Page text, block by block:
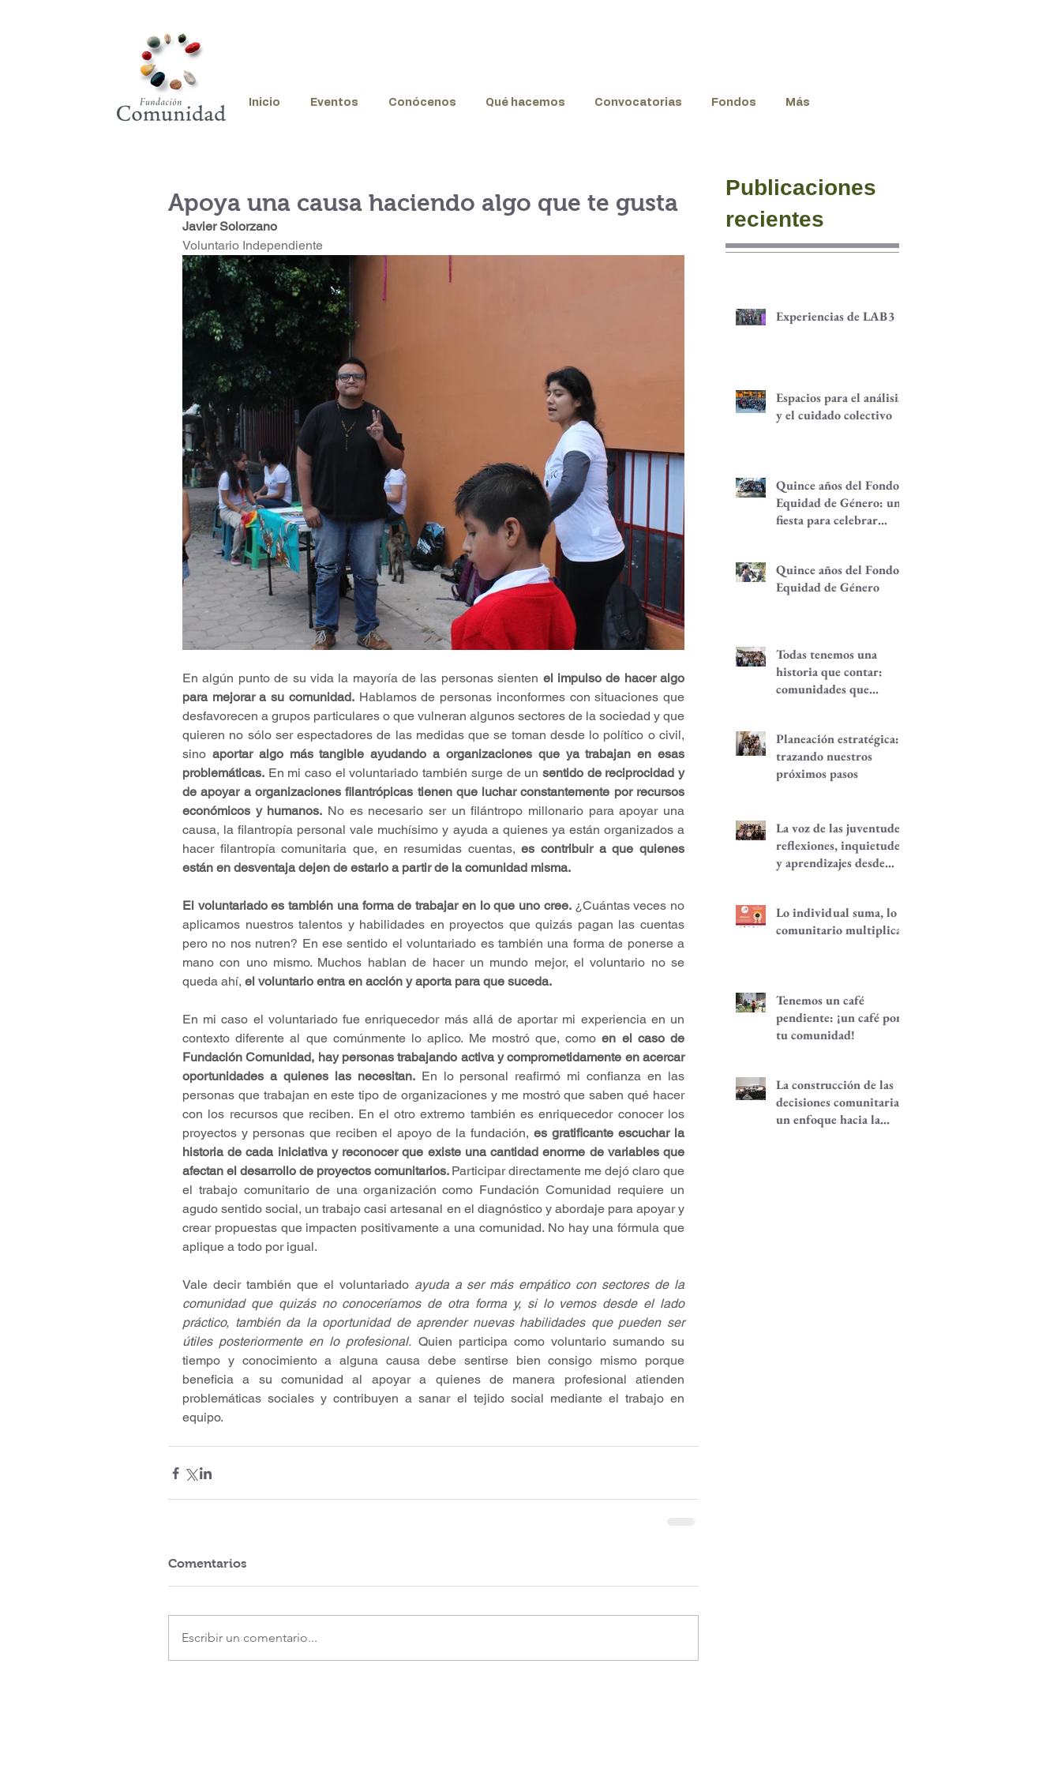
Inicio Eventos Conócenos Qué hacemos Convocatorias Fondos Más
Apoya una causa haciendo algo que te gusta
Javier Solorzano
Voluntario Independiente
En algún punto de su vida la mayoría de las personas sienten el impulso de hacer algo
para mejorar a su comunidad. Hablamos de personas inconformes con situaciones que
desfavorecen a grupos particulares o que vulneran algunos sectores de la sociedad y que
quieren no sólo ser espectadores de las medidas que se toman desde lo político o civil,
sino aportar algo más tangible ayudando a organizaciones que ya trabajan en esas
problemáticas. En mi caso el voluntariado también surge de un sentido de reciprocidad y
de apoyar a organizaciones filantrópicas tienen que luchar constantemente por recursos
económicos y humanos. No es necesario ser un filántropo millonario para apoyar una
causa, la filantropía personal vale muchísimo y ayuda a quienes ya están organizados a
hacer filantropía comunitaria que, en resumidas cuentas, es contribuir a que quienes
están en desventaja dejen de estarlo a partir de la comunidad misma.
El voluntariado es también una forma de trabajar en lo que uno cree. ¿Cuántas veces no
aplicamos nuestros talentos y habilidades en proyectos que quizás pagan las cuentas
pero no nos nutren? En ese sentido el voluntariado es también una forma de ponerse a
mano con uno mismo. Muchos hablan de hacer un mundo mejor, el voluntario no se
queda ahí, el voluntario entra en acción y aporta para que suceda.
En mi caso el voluntariado fue enriquecedor más allá de aportar mi experiencia en un
contexto diferente al que comúnmente lo aplico. Me mostró que, como en el caso de
Fundación Comunidad, hay personas trabajando activa y comprometidamente en acercar
oportunidades a quienes las necesitan. En lo personal reafirmó mi confianza en las
personas que trabajan en este tipo de organizaciones y me mostró que saben qué hacer
con los recursos que reciben. En el otro extremo también es enriquecedor conocer los
proyectos y personas que reciben el apoyo de la fundación, es gratificante escuchar la
historia de cada iniciativa y reconocer que existe una cantidad enorme de variables que
afectan el desarrollo de proyectos comunitarios. Participar directamente me dejó claro que
el trabajo comunitario de una organización como Fundación Comunidad requiere un
agudo sentido social, un trabajo casi artesanal en el diagnóstico y abordaje para apoyar y
crear propuestas que impacten positivamente a una comunidad. No hay una fórmula que
aplique a todo por igual.
Vale decir también que el voluntariado ayuda a ser más empático con sectores de la
comunidad que quizás no conoceríamos de otra forma y, si lo vemos desde el lado
práctico, también da la oportunidad de aprender nuevas habilidades que pueden ser
útiles posteriormente en lo profesional. Quien participa como voluntario sumando su
tiempo y conocimiento a alguna causa debe sentirse bien consigo mismo porque
beneficia a su comunidad al apoyar a quienes de manera profesional atienden
problemáticas sociales y contribuyen a sanar el tejido social mediante el trabajo en
equipo.
Comentarios
Escribir un comentario...
Publicaciones
recientes
Experiencias de LAB3
Espacios para el análisis
y el cuidado colectivo
Quince años del Fondo
Equidad de Género: una
fiesta para celebrar
mujeres y alternativas
económicas
Quince años del Fondo
Equidad de Género
Todas tenemos una
historia que contar:
comunidades que
Planeación estratégica:
trazando nuestros
próximos pasos
La voz de las juventudes:
reflexiones, inquietudes
y aprendizajes desde
Lo individual suma, lo
comunitario multiplica
Tenemos un café
pendiente: ¡un café por
tu comunidad!
La construcción de las
decisiones comunitarias,
un enfoque hacia la